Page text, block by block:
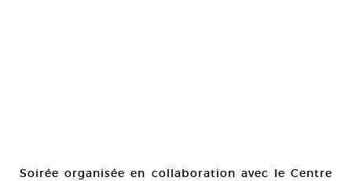
Soirée organisée en collaboration avec le Centre